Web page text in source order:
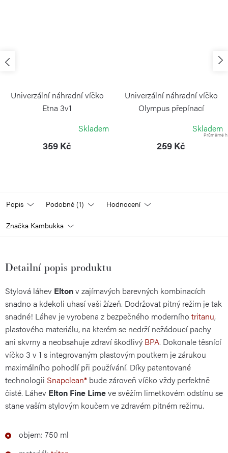
Univerzální náhradní víčko
Etna 3v1
Skladem
359 Kč
Univerzální náhradní víčko
Olympus přepínací
Skladem
259 Kč
Průměrné
Popis Podobné (1) Hodnocení
Značka Kambukka
Detailní popis produktu
Stylová láhev Eltonv zajímavých barevných kombinacích
snadno a kdekoli uhasí vaši žízeň. Dodržovat pitný režim je tak
snadné! Láhev je vyrobena z bezpečného moderního tritanu,
plastového materiálu, na kterém se nedrží nežádoucí pachy
ani skvrny a neobsahuje zdraví škodlivý BPA. Dokonale těsnící
víčko 3 v 1 s integrovaným plastovým poutkem je zárukou
maximálního pohodlí při používání. Díky patentované
technologii Snapclean® bude zároveň víčko vždy perfektně
čisté. Láhev Elton Fine Limeve svěžím limetkovém odstínu se
stane vaším stylovým koučem ve zdravém pitném režimu.
objem: 750 ml